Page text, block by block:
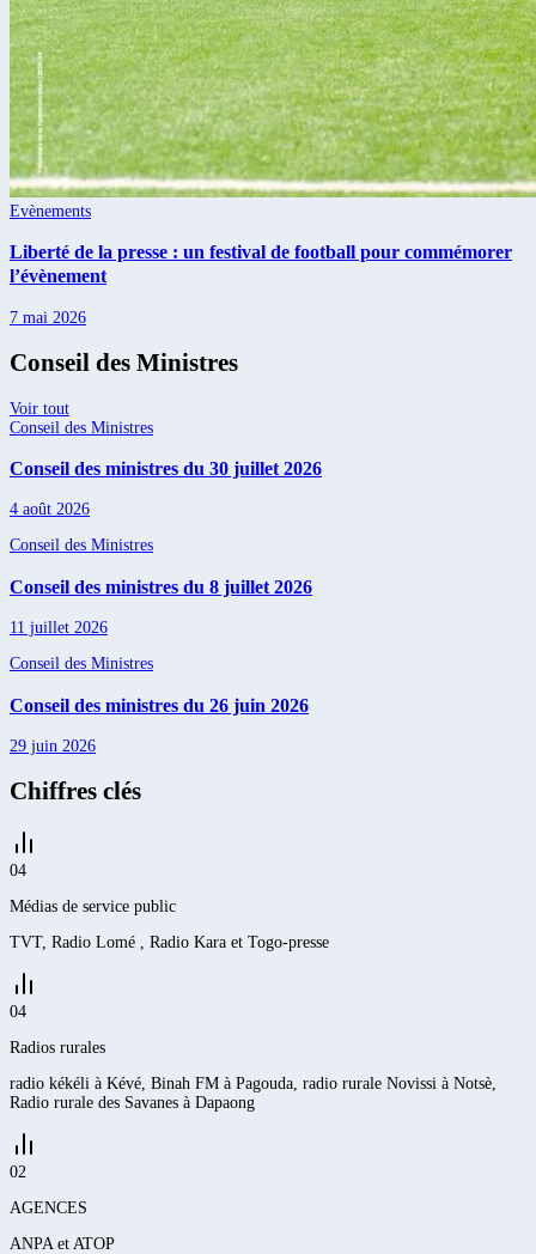
Evènements
Liberté de la presse : un festival de football pour commémorer
l’évènement
7 mai 2026
Conseil des Ministres
Voir tout
Conseil des Ministres
Conseil des ministres du 30 juillet 2026
4 août 2026
Conseil des Ministres
Conseil des ministres du 8 juillet 2026
11 juillet 2026
Conseil des Ministres
Conseil des ministres du 26 juin 2026
29 juin 2026
Chiffres clés
04
Médias de service public
TVT, Radio Lomé , Radio Kara et Togo-presse
04
Radios rurales
radio kékéli à Kévé, Binah FM à Pagouda, radio rurale Novissi à Notsè,
Radio rurale des Savanes à Dapaong
02
AGENCES
ANPA et ATOP